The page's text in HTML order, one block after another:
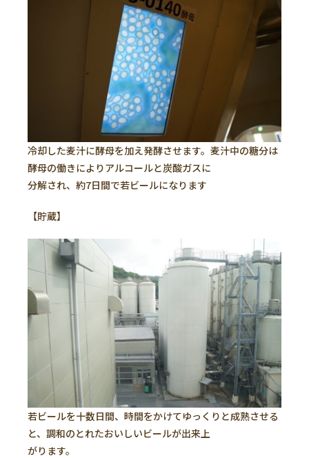
冷却した麦汁に酵母を加え発酵させます。麦汁中の糖分は
酵母の働きによりアルコールと炭酸ガスに
分解され、約7日間で若ビールになります
【貯蔵】
若ビールを十数日間、時間をかけてゆっくりと成熟させる
と、調和のとれたおいしいビールが出来上
がります。